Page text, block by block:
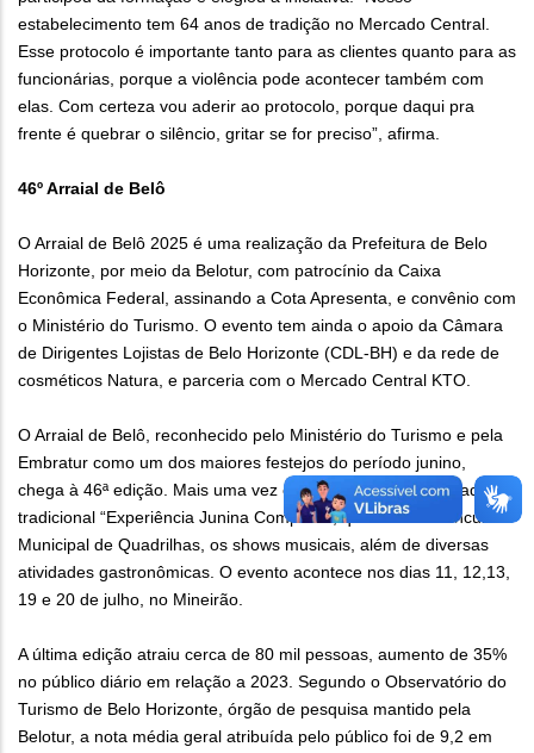
estabelecimento tem 64 anos de tradição no Mercado Central.
Esse protocolo é importante tanto para as clientes quanto para as
funcionárias, porque a violência pode acontecer também com
elas. Com certeza vou aderir ao protocolo, porque daqui pra
frente é quebrar o silêncio, gritar se for preciso”, afirma.
46º Arraial de Belô
O Arraial de Belô 2025 é uma realização da Prefeitura de Belo
Horizonte, por meio da Belotur, com patrocínio da Caixa
Econômica Federal, assinando a Cota Apresenta, e convênio com
o Ministério do Turismo. O evento tem ainda o apoio da Câmara
de Dirigentes Lojistas de Belo Horizonte (CDL-BH) e da rede de
cosméticos Natura, e parceria com o Mercado Central KTO.
O Arraial de Belô, reconhecido pelo Ministério do Turismo e pela
Embratur como um dos maiores festejos do período junino,
chega à 46ª edição. Mais uma vez o público será apresentado à
tradicional “Experiência Junina Completa”, que inclui o Concurso
Municipal de Quadrilhas, os shows musicais, além de diversas
atividades gastronômicas. O evento acontece nos dias 11, 12,13,
19 e 20 de julho, no Mineirão.
A última edição atraiu cerca de 80 mil pessoas, aumento de 35%
no público diário em relação a 2023. Segundo o Observatório do
Turismo de Belo Horizonte, órgão de pesquisa mantido pela
Belotur, a nota média geral atribuída pelo público foi de 9,2 em